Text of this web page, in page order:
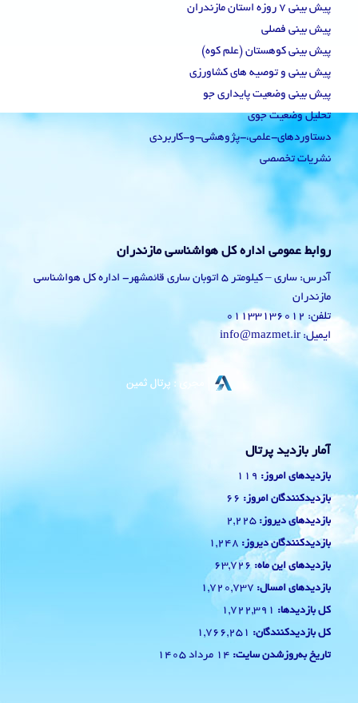
پیش بینی 7 روزه استان مازندران
پیش بینی فصلی
پیش بینی کوهستان (علم کوه)
پیش بینی و توصیه های کشاورزی
پیش بینی وضعیت پایداری جو
تحلیل وضعیت جوی
دستاوردهای-علمی،-پژوهشی-و-کاربردی
نشریات تخصصی
روابط عمومی اداره کل هواشناسی مازندران
آدرس: ساری – کیلومتر 5 اتوبان ساری قائمشهر- اداره کل هواشناسی
مازندران
تلفن: 01133136012
ایمیل: info@mazmet.ir
آمار بازدید پرتال
بازدیدهای امروز: 119
بازدیدکنندگان امروز: 66
بازدیدهای دیروز: 2,225
بازدیدکنندگان دیروز: 1,248
بازدیدهای این ماه: 63,726
بازدیدهای امسال: 1,720,737
کل بازدیدها: 1,722,391
کل بازدیدکنند‌گان: 1,766,251
تاریخ به‌روزشدن سایت: 14 مرداد 1405